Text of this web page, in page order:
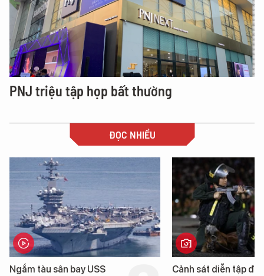
PNJ triệu tập họp bất thường
ĐỌC NHIỀU
Cảnh sát diễn tập đấu
Hình ảnh đầu tiên về